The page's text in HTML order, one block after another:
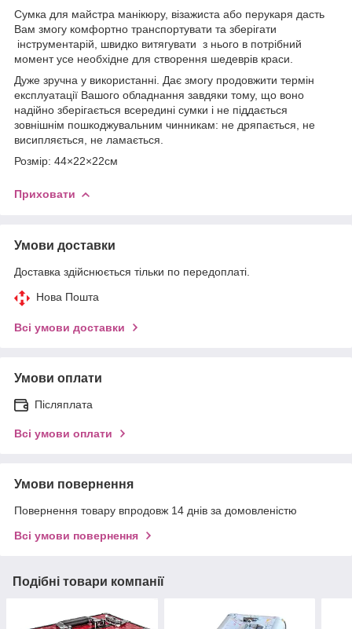
Сумка для майстра манікюру, візажиста або перукаря дасть
Вам змогу комфортно транспортувати та зберігати
інструментарій, швидко витягувати з нього в потрібний
момент усе необхідне для створення шедеврів краси.
Дуже зручна у використанні. Дає змогу продовжити термін
експлуатації Вашого обладнання завдяки тому, що воно
надійно зберігається всередині сумки і не піддається
зовнішнім пошкоджувальним чинникам: не дряпається, не
висипляється, не ламається.
Розмір: 44×22×22см
Приховати
Умови доставки
Доставка здійснюється тільки по передоплаті.
Нова Пошта
Всі умови доставки
Умови оплати
Післяплата
Всі умови оплати
Умови повернення
Повернення товару впродовж 14 днів за домовленістю
Всі умови повернення
Подібні товари компанії